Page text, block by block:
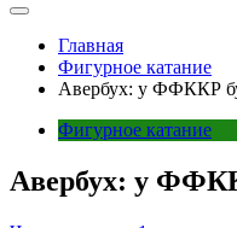
Главная
Фигурное катание
Авербух: у ФФККР
Фигурное катание
Авербух: у